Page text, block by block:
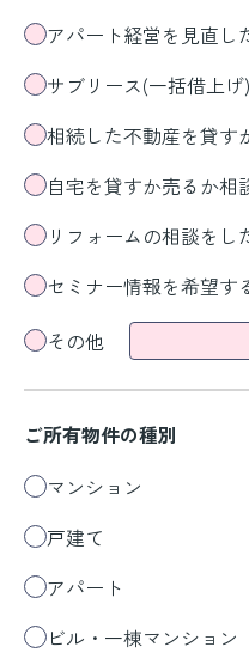
アパート経営を見直し
サブリース(一括借上
相続した不動産を貸す
自宅を貸すか売るか相
リフォームの相談をし
セミナー情報を希望す
その他
ご所有物件の種別
マンション
戸建て
アパート
ビル・一棟マンション